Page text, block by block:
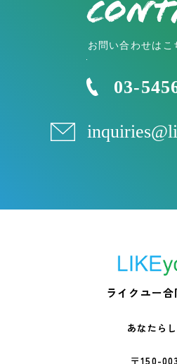
お問い合わせはこ
03-
ライクユー
あなたら
〒150-